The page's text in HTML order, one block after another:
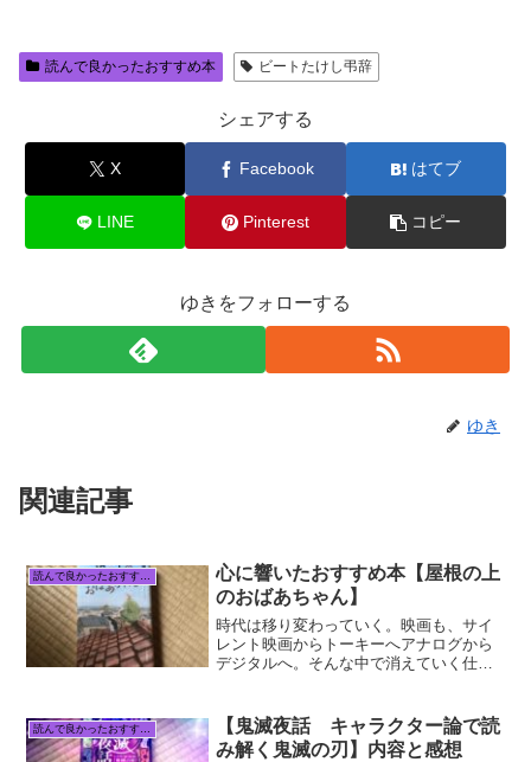
読んで良かったおすすめ本 ビートたけし弔辞
シェアする
X Facebook はてブ
LINE Pinterest コピー
ゆきをフォローする
ゆき
関連記事
心に響いたおすすめ本【屋根の上
のおばあちゃん】
時代は移り変わっていく。映画も、サイ
レント映画からトーキーへアナログから
デジタルへ。そんな中で消えていく仕事
て戸惑い未来を描けない・・・この物語
の主人公も、最初そんな状...
読んで良かったおすすめ本
【鬼滅夜話 キャラクター論で読
み解く鬼滅の刃】内容と感想